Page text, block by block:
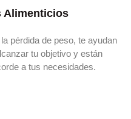
Alimenticios
pérdida de peso, te ayudan
tu objetivo y están
a tus necesidades.